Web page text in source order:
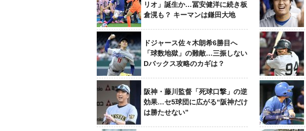
リオ」誕生か…冨安健洋に続き板
倉滉も？ キーマンは鎌田大地
ドジャース佐々木朗希6勝目へ
「球数地獄」の難敵…三振しない
Dバックス攻略のカギは？
阪神・藤川監督「死球口撃」の逆
効果…セ5球団に広がる“阪神だけ
は勝たせない”